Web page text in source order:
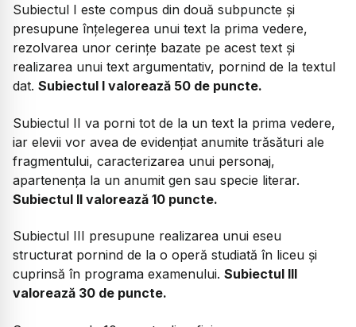
Subiectul I este compus din două subpuncte și
presupune înțelegerea unui text la prima vedere,
rezolvarea unor cerințe bazate pe acest text și
realizarea unui text argumentativ, pornind de la textul
dat. Subiectul I valorează 50 de puncte.
Subiectul II va porni tot de la un text la prima vedere,
iar elevii vor avea de evidențiat anumite trăsături ale
fragmentului, caracterizarea unui personaj,
apartenența la un anumit gen sau specie literar.
Subiectul II valorează 10 puncte.
Subiectul III presupune realizarea unui eseu
structurat pornind de la o operă studiată în liceu și
cuprinsă în programa examenului. Subiectul III
valorează 30 de puncte.